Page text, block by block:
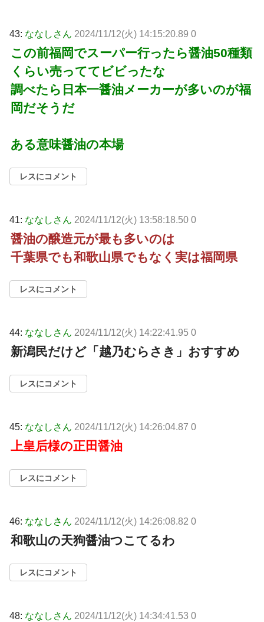
43: ななしさん 2024/11/12(火) 14:15:20.89 0
この前福岡でスーパー行ったら醤油50種類
くらい売っててビビったな
調べたら日本一醤油メーカーが多いのが福
岡だそうだ
ある意味醤油の本場
レスにコメント
41: ななしさん 2024/11/12(火) 13:58:18.50 0
醤油の醸造元が最も多いのは
千葉県でも和歌山県でもなく実は福岡県
レスにコメント
44: ななしさん 2024/11/12(火) 14:22:41.95 0
新潟民だけど「越乃むらさき」おすすめ
レスにコメント
45: ななしさん 2024/11/12(火) 14:26:04.87 0
上皇后様の正田醤油
レスにコメント
46: ななしさん 2024/11/12(火) 14:26:08.82 0
和歌山の天狗醤油つこてるわ
レスにコメント
48: ななしさん 2024/11/12(火) 14:34:41.53 0